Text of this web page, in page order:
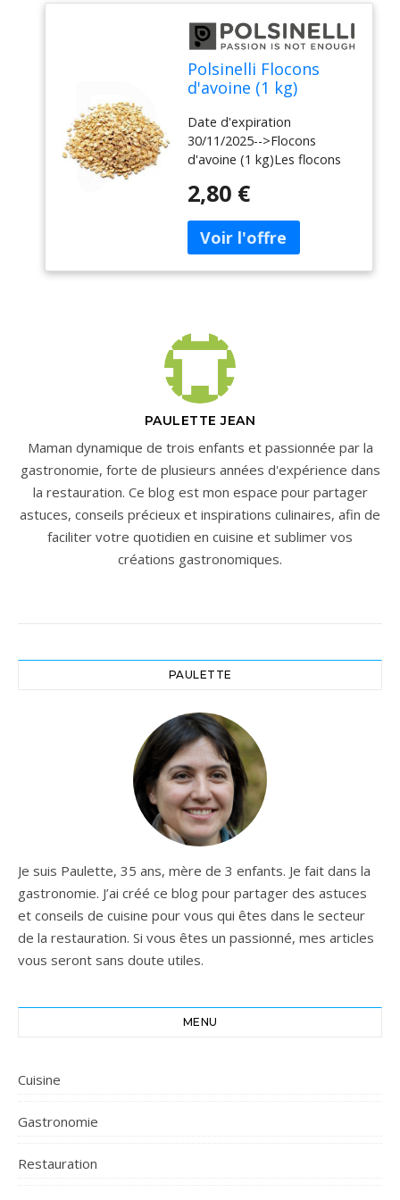
Karité
Polsinelli Flocons
d'avoine (1 kg)
Date d'expiration
30/11/2025-->Flocons
d'avoine (1 kg)Les flocons
brasserie pour augmenter le
mousse de la bière. Utilisé
dans la Bière Blanche et
certains Stouts. Il s'agit de
donner des arômes
particuliers à la bière. Pour
obtenir la transformation de
l'amidon en sucres
fermentescibles, ils doivent
être mélangés à des grains
de malt (type Pilsner ou
Pale
Ale).Caractéristiques:Aspect:
Flocon de forme
ovoïdeCouleur: jaune
clairOdeur: NeutreGoût:
TypiqueEmballage: Kg 1
2,80 €
PAULETTE JEAN
Maman dynamique de trois enfants et passionnée par la
gastronomie, forte de plusieurs années d'expérience dans
la restauration. Ce blog est mon espace pour partager
astuces, conseils précieux et inspirations culinaires, afin de
faciliter votre quotidien en cuisine et sublimer vos
créations gastronomiques.
PAULETTE
Je suis Paulette, 35 ans, mère de 3 enfants. Je fait dans la
gastronomie. J’ai créé ce blog pour partager des astuces
et conseils de cuisine pour vous qui êtes dans le secteur
de la restauration. Si vous êtes un passionné, mes articles
vous seront sans doute utiles.
MENU
Cuisine
Gastronomie
Restauration